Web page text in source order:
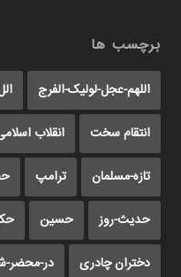
برچسب ها
اللهم-عجل-لولیک-الفرج
انتقام سخت انقلاب
تازه-مسلمان ترامپ
حدیث-روز حسین
دختران چادری در-محضر-